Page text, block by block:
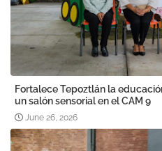
Fortalece Tepoztlán la
un salón sensorial en el CAM 9
June 26, 2026